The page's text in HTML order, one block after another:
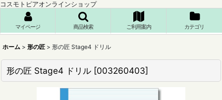
コスモトピアオンラインショップ
マイページ 商品検索 ご利用案内 カテゴリ
ホーム > 形の匠 > 形の匠 Stage4 ドリル
形の匠 Stage4 ドリル [003260403]